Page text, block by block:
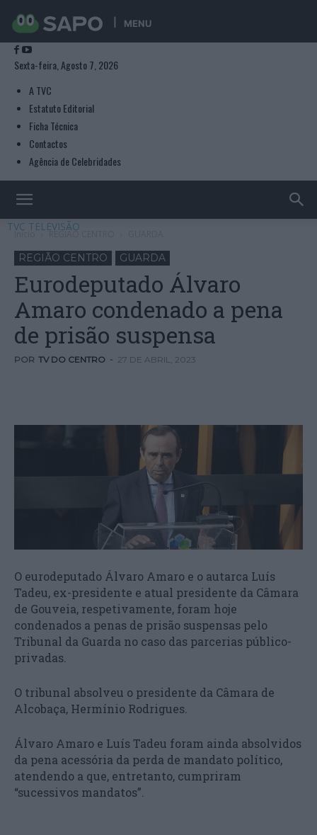
MENU
Sexta-feira, Agosto 7, 2026
A TVC
Estatuto Editorial
Ficha Técnica
Contactos
Agência de Celebridades
TVC TELEVISÃO
Início REGIÃO CENTRO
REGIÃO CENTRO GUARDA
Eurodeputado Álvaro
Amaro condenado a pena
de prisão suspensa
POR TV DO CENTRO - 27 DE ABRIL, 2023
O eurodeputado Álvaro Amaro e o autarca Luís
Tadeu, ex-presidente e atual presidente da Câmara
de Gouveia, respetivamente, foram hoje
condenados a penas de prisão suspensas pelo
Tribunal da Guarda no caso das parcerias público-
privadas.
O tribunal absolveu o presidente da Câmara de
Alcobaça, Hermínio Rodrigues.
Álvaro Amaro e Luís Tadeu foram ainda absolvidos
da pena acessória da perda de mandato político,
atendendo a que, entretanto, cumpriram
“sucessivos mandatos”.